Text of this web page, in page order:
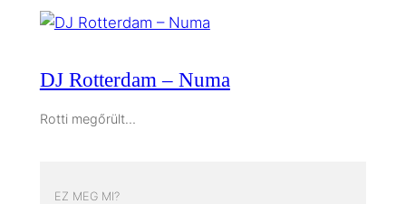
DJ Rotterdam – Numa
Rotti megőrült…
EZ MEG MI?